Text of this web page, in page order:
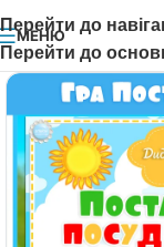
Перейти до
Перейти до
МЕНЮ